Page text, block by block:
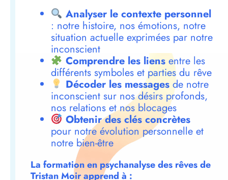
Analyser le contexte personnel
: notre histoire, nos émotions, notre
situation actuelle exprimées par notre
inconscient
Comprendre les liensentre les
différents symboles et parties du rêve
Décoder les messagesde notre
inconscient sur nos désirs profonds,
nos relations et nos blocages
Obtenir des clés concrètes
pour notre évolution personnelle et
notre bien-être
La formation en psychanalyse des rêves de
Tristan Moir apprend à :